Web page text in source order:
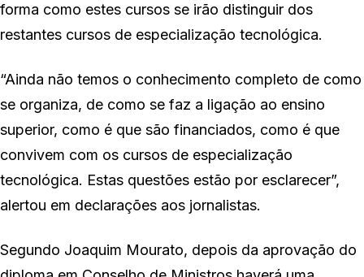
forma como estes cursos se irão distinguir dos
restantes cursos de especialização tecnológica.
“Ainda não temos o conhecimento completo de como
se organiza, de como se faz a ligação ao ensino
superior, como é que são financiados, como é que
convivem com os cursos de especialização
tecnológica. Estas questões estão por esclarecer”,
alertou em declarações aos jornalistas.
Segundo Joaquim Mourato, depois da aprovação do